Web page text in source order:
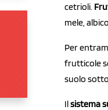
cetrioli. F
mele,
Per
frutticole
suolo
Ilsistema